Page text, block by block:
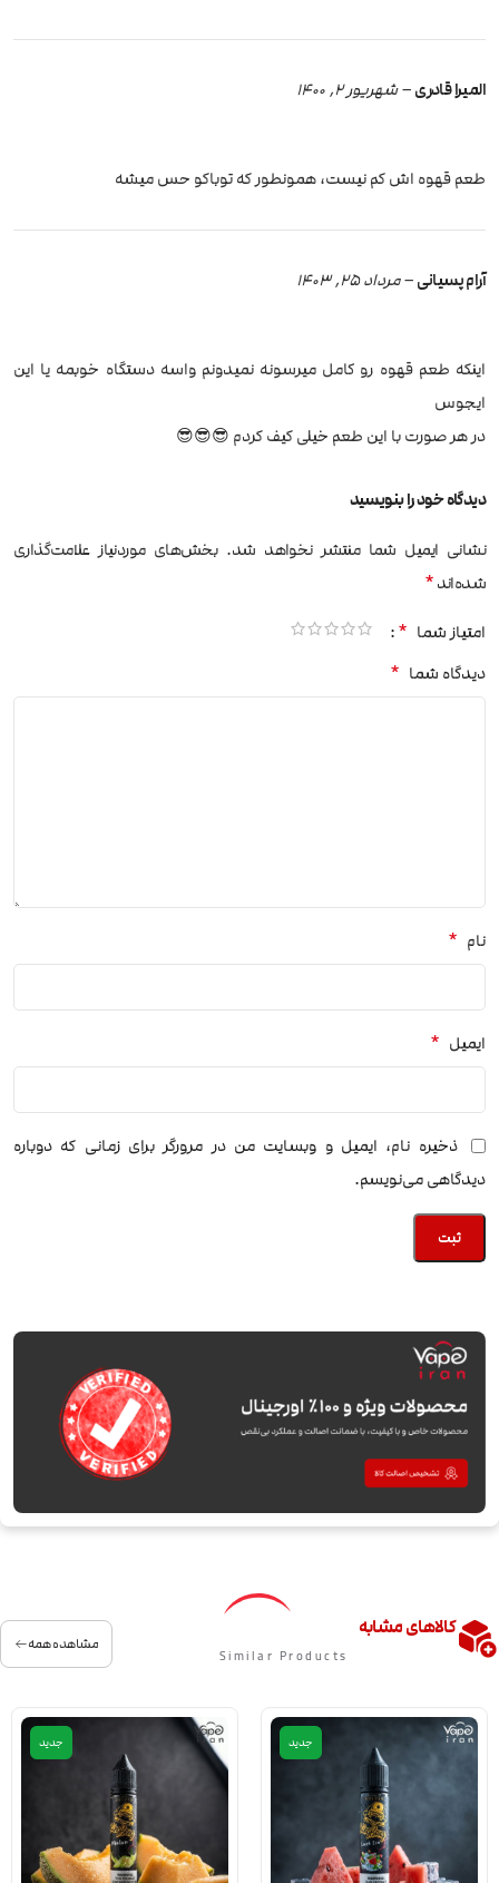
المیرا قادری–شهریور 2, 1400
طعم قهوه اش کم نیست، همونطور که توباکو حس میشه
آرام پسیانی– مرداد 25, 1403
اینکه طعم قهوه رو کامل میرسونه نمیدونم واسه دستگاه خوبمه یا این
ایجوس
در هر صورت با این طعم خیلی کیف کردم 😎😎😎
دیدگاه خود را بنویسید
نشانی ایمیل شما منتشر نخواهد شد. بخش‌های موردنیاز علامت‌گذاری
شده‌اند*
امتیاز شما *
دیدگاه شما *
نام *
ایمیل *
ذخیره نام، ایمیل و وبسایت من در مرورگر برای زمانی که دوباره
دیدگاهی می‌نویسم.
کالاهای مشابه
Similar Products
مشاهده همه
جدید جدید